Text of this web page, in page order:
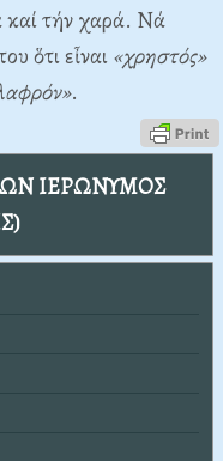
καί τήν χαρά. Νά
ὅτι εἶναι «χρηστός»
.
ΙΕΡΩΝΥΜΟΣ